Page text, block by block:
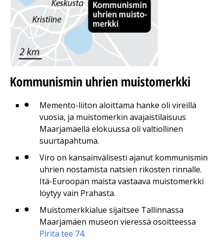
Kommunismin uhrien muistomerkki
Memento-liiton aloittama hanke oli vireillä
vuosia, ja muistomerkin avajaistilaisuus
Maarjamäellä elokuussa oli valtiollinen
suurtapahtuma.
Viro on kansainvälisesti ajanut kommunismin
uhrien nostamista natsien rikosten rinnalle.
Itä-Euroopan maista vastaava muistomerkki
löytyy vain Prahasta.
Muistomerkkialue sijaitsee Tallinnassa
Maarjamäen museon vieressä osoitteessa
Pirita tee 74.